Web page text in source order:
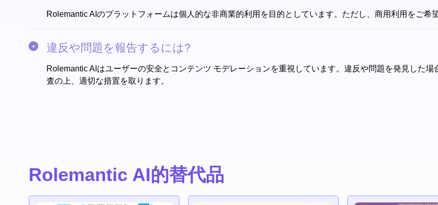
Rolemantic AIのプラットフォームは個人的な非商業的利用を目的としています。ただし、商用利用をご希
違反や問題を報告するには?
Rolemantic AIはユーザーの安全とコンテンツ モデレーションを重視しています。違反や問題を発見した
査の上、適切な措置を取ります。
Rolemantic AI的替代品